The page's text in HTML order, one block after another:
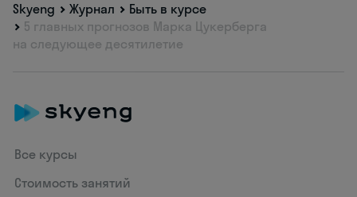
Skyeng Журнал
Быть в курсе
5 главных прогнозов Марка Цукерберга
на следующее десятилетие
Все курсы
Стоимость занятий